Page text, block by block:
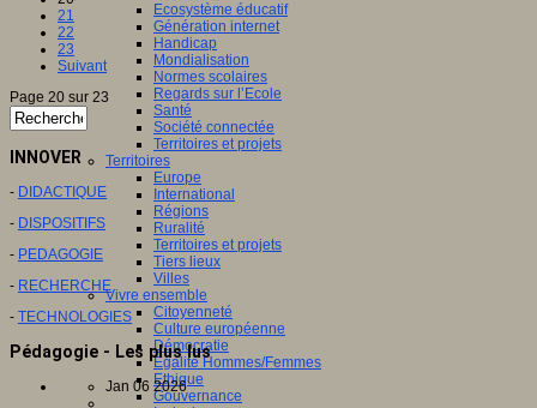
Ecosystème éducatif
Génération internet
Handicap
Mondialisation
Normes scolaires
Regards sur l’Ecole
Santé
Société connectée
Territoires et projets
Territoires
Europe
International
Régions
Ruralité
Territoires et projets
Tiers lieux
Villes
Vivre ensemble
Citoyenneté
Culture européenne
Démocratie
Egalité Hommes/Femmes
Ethique
Gouvernance
21
22
23
Suivant
Page 20 sur 23
INNOVER
- DIDACTIQUE
- DISPOSITIFS
- PEDAGOGIE
- RECHERCHE
- TECHNOLOGIES
Pédagogie - Les plus lus
Jan 06 2026